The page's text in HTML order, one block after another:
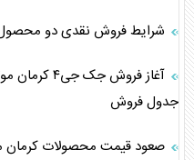
شرایط فروش نقدی دو محصول
جدول فروش
صعود قیمت محصولات کرمان